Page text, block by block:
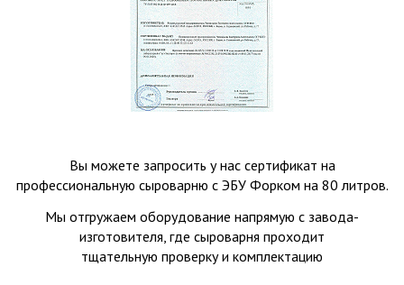
Вы можете запросить у нас сертификат на
профессиональную сыроварню с ЭБУ Форком на 80 литров.
Мы отгружаем оборудование напрямую с завода-
изготовителя, где сыроварня проходит
тщательную проверку и комплектацию